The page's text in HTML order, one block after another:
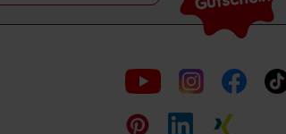
Folge
uns
auf